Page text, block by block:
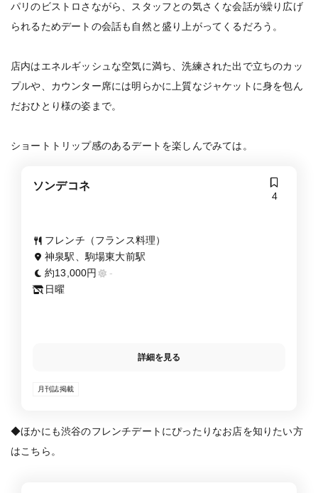
パリのビストロさながら、スタッフとの気さくな会話が繰り広げ
られるためデートの会話も自然と盛り上がってくるだろう。
店内はエネルギッシュな空気に満ち、洗練された出で立ちのカッ
プルや、カウンター席には明らかに上質なジャケットに身を包ん
だおひとり様の姿まで。
ショートトリップ感のあるデートを楽しんでみては。
ソンデコネ
4
フレンチ（フランス料理）
神泉駅、駒場東大前駅
約13,000円
-
日曜
詳細を見る
月刊誌掲載
◆ほかにも渋谷のフレンチデートにぴったりなお店を知りたい方
はこちら。